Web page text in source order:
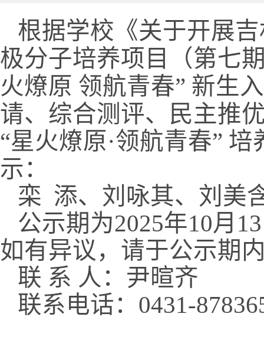
根据学校《关于开展
极分子培养项目（第七
火燎原 领航青春” 新生
请、综合测评、民主推
“星火燎原·领航青春” 培
示：
栾 添、刘咏其、刘美
公示期为2025年10月 13
如有异议，请于公示期
联 系 人： 尹暄齐
联系电话： 0431-